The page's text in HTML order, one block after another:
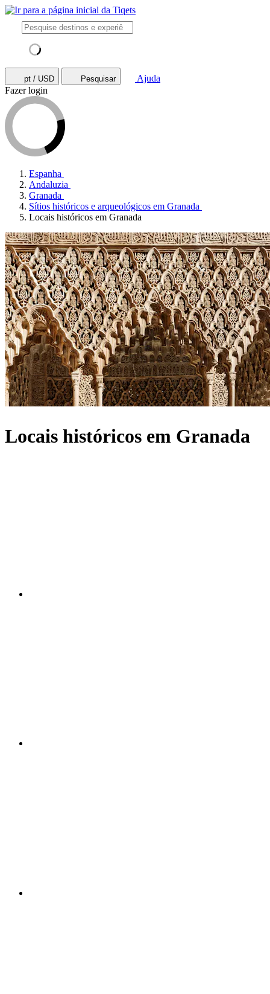
pt / USD Pesquisar
Ajuda
Fazer login
Espanha
Andaluzia
Granada
Sítios históricos e arqueológicos em Granada
Locais históricos em Granada
Locais históricos em Granada